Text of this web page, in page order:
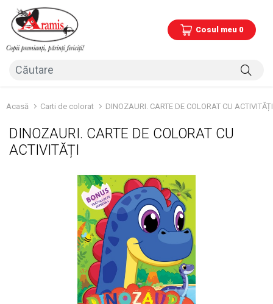
Cosul meu 0
Acasă Carti de colorat DINOZAURI. CARTE DE COLORAT CU ACTIVITĂȚI
DINOZAURI. CARTE DE COLORAT CU
ACTIVITĂȚI